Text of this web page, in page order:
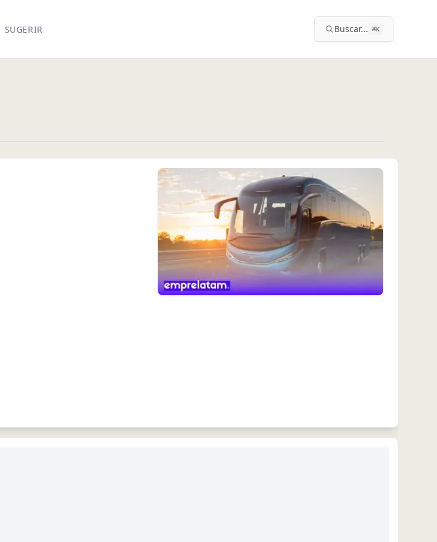
SUGERIR Buscar... ⌘K